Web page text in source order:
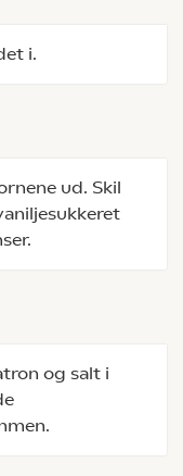
i.
ud. Skil
og salt i